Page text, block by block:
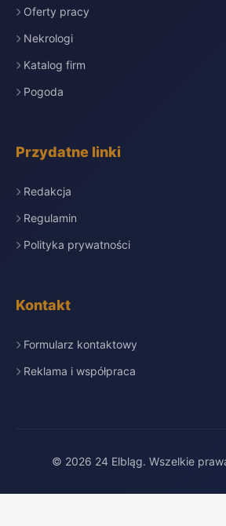
Oferty pracy
Nekrologi
Katalog firm
Pogoda
Przydatne linki
Redakcja
Regulamin
Polityka prywatności
Kontakt
Formularz kontaktowy
Reklama i współpraca
© 2026 24 Elbląg. Wszelkie